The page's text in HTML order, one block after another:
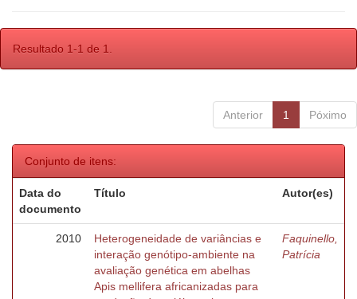
Resultado 1-1 de 1.
Anterior 1 Póximo
Conjunto de itens:
Data do
documento
Título Autor(es)
2010
Heterogeneidade de variâncias e
interação genótipo-ambiente na
avaliação genética em abelhas
Apis mellifera africanizadas para
Faquinello,
Patrícia